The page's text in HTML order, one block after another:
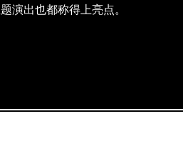
演出也都称得上亮点。